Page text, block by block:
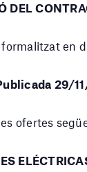
DEL
formalitzat en
29/
ofertes